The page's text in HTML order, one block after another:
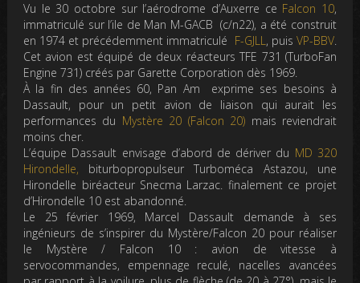
Vu le 30 octobre sur l’aérodrome d’Auxerre ce Falcon 10,
immatriculé sur l’ile de Man M-GACB (c/n22), a été construit
en 1974 et précédemment immatriculé F-GJLL, puis VP-BBV.
Cet avion est équipé de deux réacteurs TFE 731 (TurboFan
Engine 731) créés par Garette Corporation dès 1969.
À la fin des années 60, Pan Am exprime ses besoins à
Dassault, pour un petit avion de liaison qui aurait les
performances du Mystère 20 (Falcon 20) mais reviendrait
moins cher.
L’équipe Dassault envisage d’abord de dériver du MD 320
Hirondelle, biturbopropulseur Turboméca Astazou, une
Hirondelle biréacteur Snecma Larzac. finalement ce projet
d’Hirondelle 10 est abandonné.
Le 25 février 1969, Marcel Dassault demande à ses
ingénieurs de s’inspirer du Mystère/Falcon 20 pour réaliser
le Mystère / Falcon 10 : avion de vitesse à
servocommandes, empennage reculé, nacelles avancées